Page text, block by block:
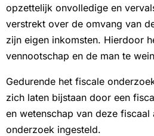
opzettelijk onvolledige en
verstrekt over de omvang van
zijn eigen inkomsten. Hierdoor
vennootschap en de man te
Gedurende het fiscale
zich laten bijstaan door een
en wetenschap van deze
onderzoek ingesteld.